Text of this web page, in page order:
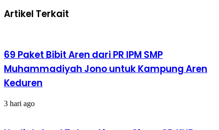
Keteladanan
Purworejo
Artikel Terkait
69 Paket Bibit Aren dari PR IPM SMP
Muhammadiyah Jono untuk Kampung Aren
Keduren
3 hari ago